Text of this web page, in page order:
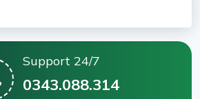
Support 24/7
0343.088.314